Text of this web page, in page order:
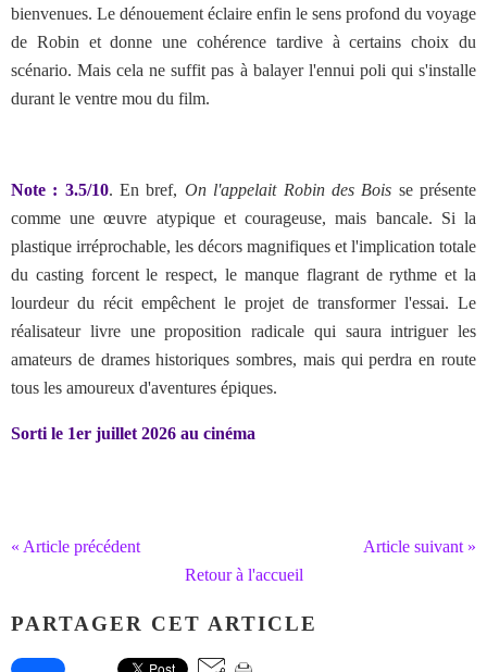
bienvenues. Le dénouement éclaire enfin le sens profond du voyage
de Robin et donne une cohérence tardive à certains choix du
scénario. Mais cela ne suffit pas à balayer l'ennui poli qui s'installe
durant le ventre mou du film.
Note : 3.5/10.En bref, On l'appelait Robin des Bois se présente
comme une œuvre atypique et courageuse, mais bancale. Si la
plastique irréprochable, les décors magnifiques et l'implication totale
du casting forcent le respect, le manque flagrant de rythme et la
lourdeur du récit empêchent le projet de transformer l'essai. Le
réalisateur livre une proposition radicale qui saura intriguer les
amateurs de drames historiques sombres, mais qui perdra en route
tous les amoureux d'aventures épiques.
Sorti le 1er juillet 2026 au cinéma
« Article précédent
Article suivant »
Retour à l'accueil
PARTAGER CET ARTICLE